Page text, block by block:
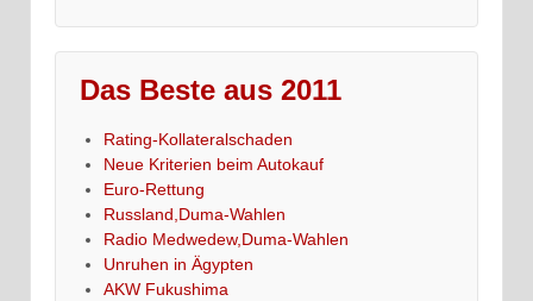
Das Beste aus 2011
Rating-Kollateralschaden
Neue Kriterien beim Autokauf
Euro-Rettung
Russland,Duma-Wahlen
Radio Medwedew,Duma-Wahlen
Unruhen in Ägypten
AKW Fukushima